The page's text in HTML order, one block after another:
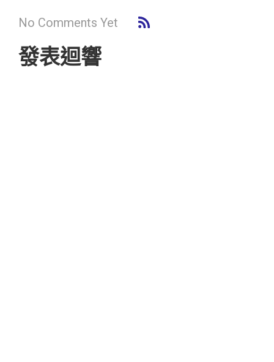
No Comments Yet
發表迴響